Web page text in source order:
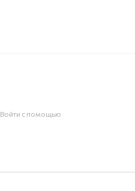
Войти с помощью